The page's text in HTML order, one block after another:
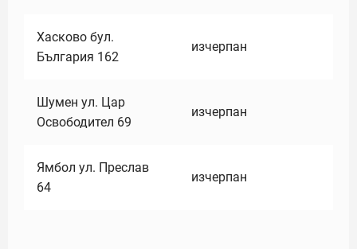
Хасково бул.
България 162
изчерпан
Шумен ул. Цар
Освободител 69
изчерпан
Ямбол ул. Преслав
64
изчерпан